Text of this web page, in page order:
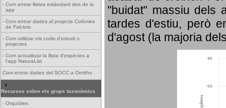
- Com entrar llistes estàndard des de la
app
- Com entrar dades al projecte Colònies
de Falciots
- Com utilitzar els codis d'estudi o
projectes
- Com actualitzar la llista d'espècies a
l'app NaturaList
Com entrar dades del SOCC a Ornitho
Recursos sobre els grups taxonòmics
- Orquídies
"buidat" massiu dels
tardes d'estiu, però
d'agost (la majoria